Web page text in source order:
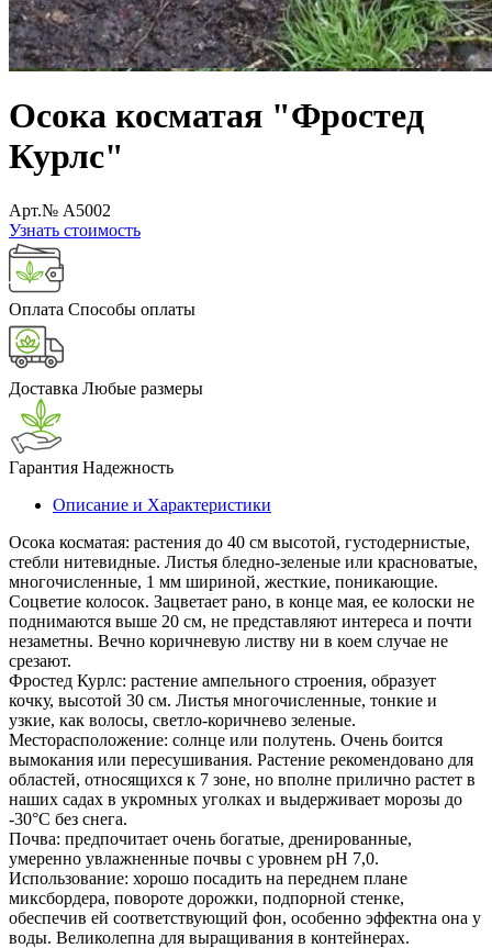
Осока косматая "Фростед
Курлс"
Арт.№ A5002
Узнать стоимость
Оплата Способы оплаты
Доставка Любые размеры
Гарантия Надежность
Описание и Характеристики
Осока косматая: растения до 40 см высотой, густодернистые,
стебли нитевидные. Листья бледно-зеленые или красноватые,
многочисленные, 1 мм шириной, жесткие, поникающие.
Соцветие колосок. Зацветает рано, в конце мая, ее колоски не
поднимаются выше 20 см, не представляют интереса и почти
незаметны. Вечно коричневую листву ни в коем случае не
срезают.
Фростед Курлс: растение ампельного строения, образует
кочку, высотой 30 см. Листья многочисленные, тонкие и
узкие, как волосы, светло-коричнево зеленые.
Месторасположение: солнце или полутень. Очень боится
вымокания или пересушивания. Растение рекомендовано для
областей, относящихся к 7 зоне, но вполне прилично растет в
наших садах в укромных уголках и выдерживает морозы до
-30°С без снега.
Почва: предпочитает очень богатые, дренированные,
умеренно увлажненные почвы с уровнем pH 7,0.
Использование: хорошо посадить на переднем плане
миксбордера, повороте дорожки, подпорной стенке,
обеспечив ей соответствующий фон, особенно эффектна она у
воды. Великолепна для выращивания в контейнерах.